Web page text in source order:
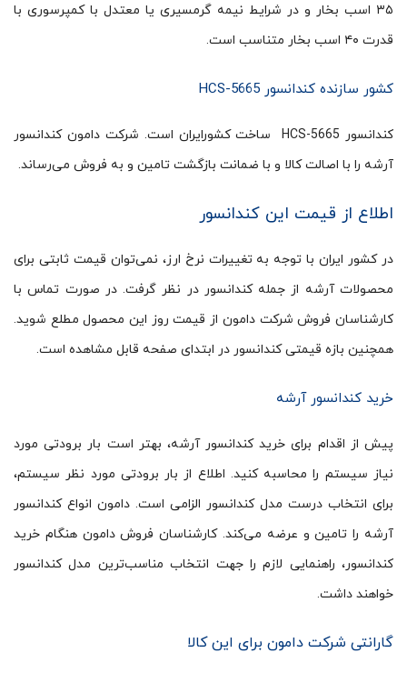
۳۵ اسب بخار و در شرایط نیمه گرمسیری یا معتدل با کمپرسوری با
قدرت ۴۰ اسب بخار متناسب است.
کشور سازنده کندانسور HCS-5665
کندانسور HCS-5665 ساخت کشورایران است. شرکت دامون کندانسور
آرشه را با اصالت کالا و با ضمانت بازگشت تامین و به فروش می‌رساند.
اطلاع از قیمت این کندانسور
در کشور ایران با توجه به تغییرات نرخ ارز، نمی‌توان قیمت ثابتی برای
محصولات آرشه از جمله کندانسور در نظر گرفت. در صورت تماس با
کارشناسان فروش شرکت دامون از قیمت روز این محصول مطلع شوید.
همچنین بازه قیمتی کندانسور در ابتدای صفحه قابل مشاهده است.
خرید کندانسور آرشه
پیش از اقدام برای خرید کندانسور آرشه، بهتر است بار برودتی مورد
نیاز سیستم را محاسبه کنید. اطلاع از بار برودتی مورد نظر سیستم،
برای انتخاب درست مدل کندانسور الزامی است. دامون انواع کندانسور
آرشه را تامین و عرضه می‌کند. کارشناسان فروش دامون هنگام خرید
کندانسور، راهنمایی لازم را جهت انتخاب مناسب‌ترین مدل کندانسور
خواهند داشت.
گارانتی شرکت دامون برای این کالا